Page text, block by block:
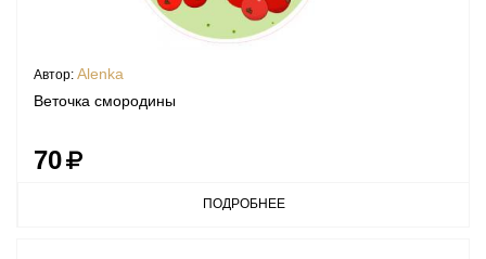
Автор: Alenka
Веточка смородины
70
ПОДРОБНЕЕ